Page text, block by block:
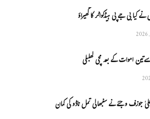
کیا بی جے پی ہیڈکواٹر کا گھیراؤ
اموات کے بعد مچی کھلبلی
جوزف وجئے نے سنبھالی تمل ناڈو کی کمان